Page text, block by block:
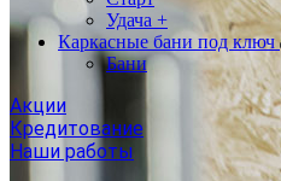
Удача +
Каркасные бани под ключ
Бани
Акции
Кредитование
Наши работы